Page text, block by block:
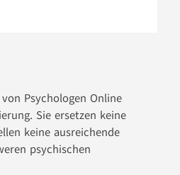
Psychologen Online
Sie ersetzen keine
keine ausreichende
psychischen